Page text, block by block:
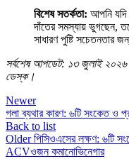
বিশেষ সতর্কতা: আপনি যদি
দাঁতের সমস্যায় ভুগছেন,
সাধারণ পুষ্টি সচেতনতার
সর্বশেষ আপডেট: ১৩ জুলাই
ডেস্ক।
Newer
গলা ব্যথার কারণ: ৬টি সংকেত ও
Back to list
Older পিসিওএসের লক্ষণ: ৬টি
ACVওজন কমানোভিনেগার